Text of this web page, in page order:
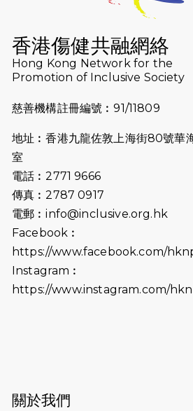
猛龍長跑隊恆常
2026-07-10
【猛龍戈壁118公
融網絡15周年晚宴
2026-07-09
猛龍長跑隊恆常
2026-07-02
2026-06-25
（19:00開始）
2026-06-18
猛龍長跑隊恆常
2026-06-11
猛龍長跑隊恆常
2026-05-28
香港傷健共融網絡
Hong Kong Network for the
Promotion of Inclusive Society
慈善機構註冊編號︰91/11809
地址︰香港九龍佐敦上海街80號華
室
電話︰2771 9666
傳真︰2787 0917
電郵︰info@inclusive.org.hk
Facebook︰
https://www.facebook.com/
Instagram︰
https://www.instagram.com/
關於我們